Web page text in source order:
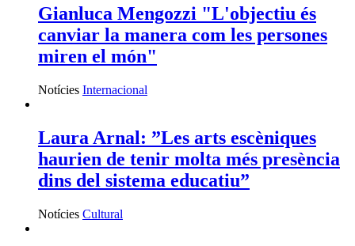
Gianluca Mengozzi "L'objectiu és
canviar la manera com les persones
miren el món"
Notícies Internacional
Laura Arnal: ”Les arts escèniques
haurien de tenir molta més presència
dins del sistema educatiu”
Notícies Cultural